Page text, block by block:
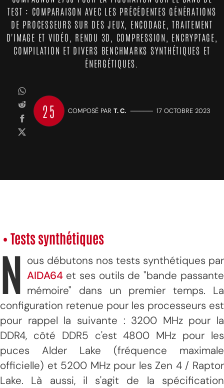
TEST : COMPARAISON AVEC LES PRÉCÉDENTES GÉNÉRATIONS
DE PROCESSEURS SUR DES JEUX, ENCODAGE, TRAITEMENT
D'IMAGE ET VIDÉO, RENDU 3D, COMPRESSION, ENCRYPTAGE,
COMPILATION ET DIVERS BENCHMARKS SYNTHÉTIQUES ET
ÉNERGÉTIQUES.
25 COMPOSÉ PAR T. C. ————— 17 OCTOBRE 2023
• Tests synthétiques
N ous débutons nos tests synthétiques par
AIDA64 et ses outils de "bande passante
mémoire" dans un premier temps. La
configuration retenue pour les processeurs est
pour rappel la suivante : 3200 MHz pour la
DDR4, côté DDR5 c'est 4800 MHz pour les
puces Alder Lake (fréquence maximale
officielle) et 5200 MHz pour les Zen 4 / Raptor
Lake. Là aussi, il s'agit de la spécification